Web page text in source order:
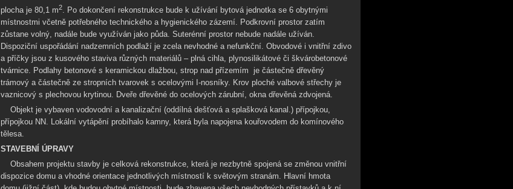
plocha je 80,1 m2
. Po dokončení rekonstrukce bude k užívání bytová jednotka se 6 obytnými
místnostmi včetně potřebného technického a hygienického zázemí. Podkrovní prostor zatím
zůstane volný, nadále bude využíván jako půda. Suterénní prostor nebude nadále užíván.
Dispoziční uspořádání nadzemních podlaží je zcela nevhodné a nefunkční. Obvodové i vnitřní zdivo
a příčky jsou z kusového staviva různých materiálů – plná cihla, plynosilikátové či škvárobetonové
tvárnice. Podlahy betonové s keramickou dlažbou, strop nad přízemím je částečně dřevěný
trámový a částečně ze stropních tvarovek s ocelovými I-nosníky. Krov ploché valbové střechy je
vaznicový s plechovou krytinou. Dveře dřevěné do ocelových zárubní, okna dřevěná zdvojená.
Objekt je vybaven vodovodní a kanalizační (oddílná dešťová a splašková kanal.) přípojkou,
přípojkou NN. Lokální vytápění probíhalo kamny, která byla napojena kouřovodem do komínového
tělesa.
STAVEBNÍ ÚPRAVY
Obsahem projektu stavby je celková rekonstrukce, která je nezbytně spojená se změnou vnitřní
dispozice domu a vhodné orientace jednotlivých místností k světovým stranám. Hlavní hmota